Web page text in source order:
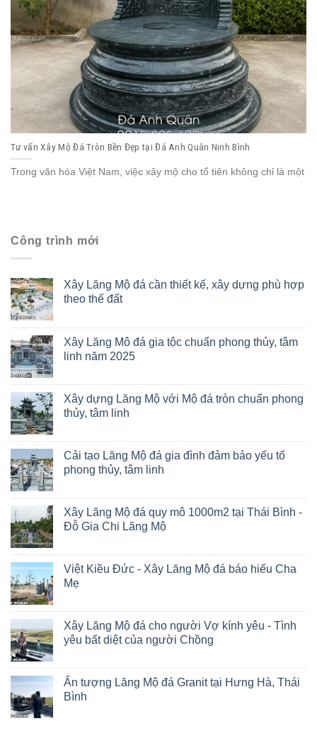
Tư vấn Xây Mộ Đá Tròn Bền Đẹp tại Đá Anh Quân Ninh Bình
Trong văn hóa Việt Nam, việc xây mộ cho tổ tiên không chỉ là một
Công trình mới
Xây Lăng Mộ đá cần thiết kế, xây dựng phù hợp
theo thế đất
Xây Lăng Mô đá gia tộc chuẩn phong thủy, tâm
linh năm 2025
Xây dựng Lăng Mộ với Mộ đá tròn chuẩn phong
thủy, tâm linh
Cải tạo Lăng Mộ đá gia đình đảm bảo yếu tố
phong thủy, tâm linh
Xây Lăng Mộ đá quy mô 1000m2 tại Thái Bình -
Đỗ Gia Chi Lăng Mộ
Việt Kiều Đức - Xây Lăng Mộ đá báo hiếu Cha
Mẹ
Xây Lăng Mộ đá cho người Vợ kính yêu - Tình
yêu bất diệt của người Chồng
Ấn tượng Lăng Mộ đá Granit tại Hưng Hà, Thái
Bình